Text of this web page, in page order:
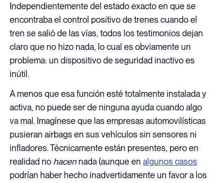
Independientemente del estado exacto en que se
encontraba el control positivo de trenes cuando el
tren se salió de las vías, todos los testimonios dejan
claro que no hizo nada, lo cual es obviamente un
problema: un dispositivo de seguridad inactivo es
inútil.
A menos que esa función esté totalmente instalada y
activa, no puede ser de ninguna ayuda cuando algo
va mal. Imagínese que las empresas automovilísticas
pusieran airbags en sus vehículos sin sensores ni
infladores. Técnicamente están presentes, pero en
realidad no hacennada (aunque en algunos casos
podrían haber hecho inadvertidamente un favor a los